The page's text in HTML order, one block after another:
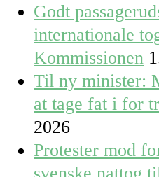
Godt
internationale
Kommissionen
Til ny minister:
at tage fat i for
2026
Protester mod